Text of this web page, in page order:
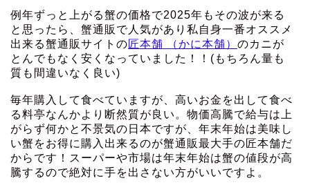
例年ずっと上がる蟹の価格で2025年もその波が来る
と思ったら、蟹通販で人気があり私自身一番オススメ
出来る蟹通販サイトの匠本舗 （かに本舗） のカニが
とんでもなく安くなっていました！！(もちろん量も
質も間違いなく良い)
毎年購入して食べていますが、高いお金を出して食べ
る料亭なんかより断然質が良い。物価高騰で給与は上
がらず何かと不景気の日本ですが、年末年始は美味し
い蟹をお得に購入出来るのが蟹通販最大手の匠本舗だ
からです！スーパーや市場は年末年始は蟹の値段が高
騰するので絶対に手を出さない方がいいですよ。